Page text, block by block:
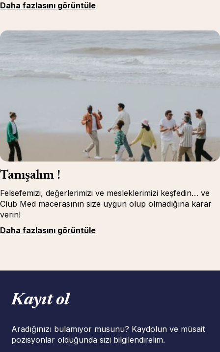
Daha fazlasını görüntüle
Tanışalım !
Felsefemizi, değerlerimizi ve mesleklerimizi keşfedin… ve
Club Med macerasının size uygun olup olmadığına karar
verin!
Daha fazlasını görüntüle
Kayıt ol
Aradığınızı bulamıyor musunu? Kaydolun ve müsait
pozisyonlar olduğunda sizi bilgilendirelim.